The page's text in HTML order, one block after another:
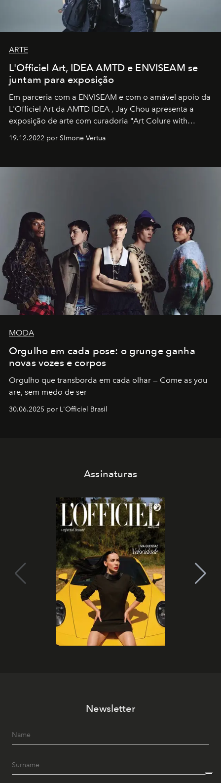
ARTE
L'Officiel Art, IDEA AMTD e ENVISEAM se
juntam para exposição
Em parceria com a ENVISEAM e com o amável apoio da
L'Officiel Art da AMTD IDEA , Jay Chou apresenta a
exposição de arte com curadoria "Art Colure with
19.12.2022 por SImone Vertua
MODA
Orgulho em cada pose: o grunge ganha
novas vozes e corpos
Orgulho que transborda em cada olhar — Come as you
are, sem medo de ser
30.06.2025 por L'Officiel Brasil
Assinaturas
Newsletter